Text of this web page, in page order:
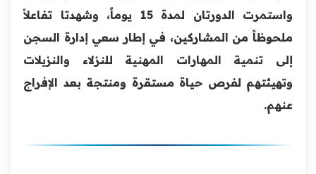
واستمرت الدورتان لمدة 15 يوماً، وشهدتا تفاعلاً
ملحوظاً من المشاركين، في إطار سعي إدارة السجن
إلى تنمية المهارات المهنية للنزلاء والنزيلات
وتهيئتهم لفرص حياة مستقرة ومنتجة بعد الإفراج
عنهم.